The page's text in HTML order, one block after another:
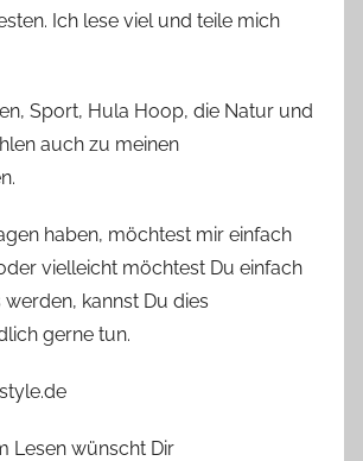
Ich lese viel und teile mich
Sport, Hula Hoop, die Natur und
auch zu meinen
haben, möchtest mir einfach
vielleicht möchtest Du einfach
kannst Du dies
gerne tun.
Lesen wünscht Dir